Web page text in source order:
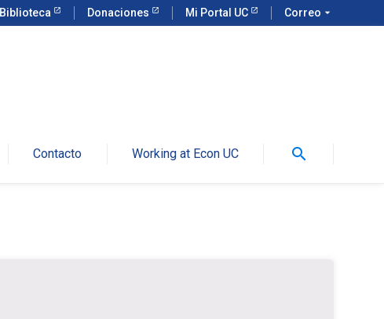
Biblioteca Donaciones Mi Portal UC Correo arrow_drop_down
Contacto Working at Econ UC search